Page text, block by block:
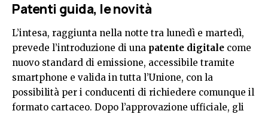
Patenti guida, le novità
L’intesa, raggiunta nella notte tra lunedì e martedì,
prevede l’introduzione di una patente digitale come
nuovo standard di emissione, accessibile tramite
smartphone e valida in tutta l’Unione, con la
possibilità per i conducenti di richiedere comunque il
formato cartaceo. Dopo l’approvazione ufficiale, gli